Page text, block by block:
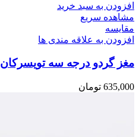
افزودن به سبد خرید
مشاهده سریع
مقایسه
افزودن به علاقه مندی ها
مغز گردو درجه سه تویسرکان
635,000 تومان